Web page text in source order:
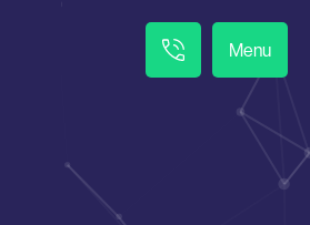
Menu